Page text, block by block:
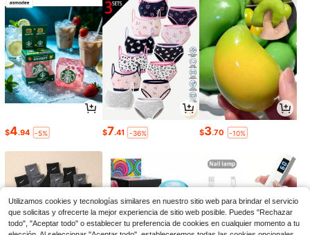
$4.94 -5% $7.41 -36% $3.70 -10%
Utilizamos cookies y tecnologías similares en nuestro sitio web para brindar el servicio
que solicitas y ofrecerte la mejor experiencia de sitio web posible. Puedes "Rechazar
todo", "Aceptar todo" o establecer tu preferencia de cookies en cualquier momento a tu